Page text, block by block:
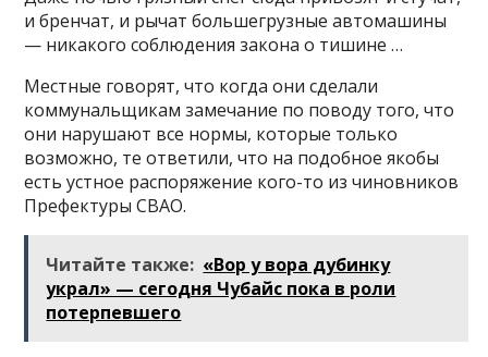
и бренчат, и рычат большегрузные автомашины
— никакого соблюдения закона о тишине …
Местные говорят, что когда они сделали
коммунальщикам замечание по поводу того, что
они нарушают все нормы, которые только
возможно, те ответили, что на подобное якобы
есть устное распоряжение кого-то из чиновников
Префектуры СВАО.
Читайте также: «Вор у вора дубинку
украл» — сегодня Чубайс пока в роли
потерпевшего